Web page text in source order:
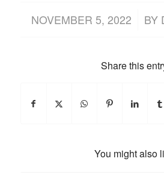
NOVEMBER 5, 2022
/ BY
Share this
You might also